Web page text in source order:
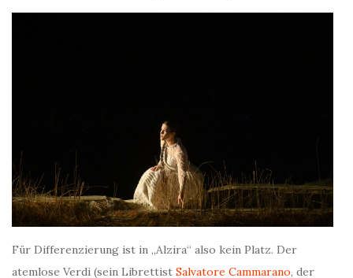
Für Differenzierung ist in „Alzira“ also kein Platz. Der
atemlose Verdi (sein Librettist Salvatore Cammarano, der